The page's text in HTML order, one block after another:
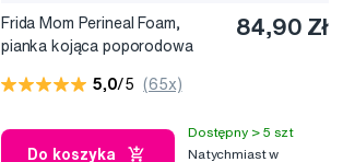
Frida Mom Perineal Foam,
pianka kojąca poporodowa
84,90 Zł
5,0/5 (65x)
Do koszyka
Dostępny > 5 szt
Natychmiast w